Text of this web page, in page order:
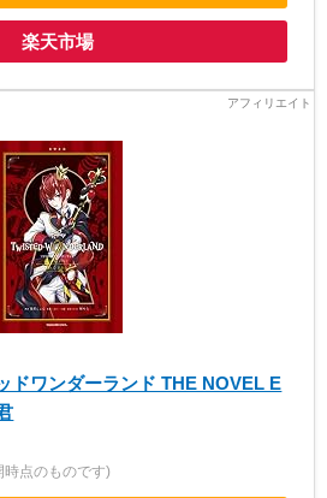
楽天市場
ドワンダーランド THE NOVEL E
点のものです)